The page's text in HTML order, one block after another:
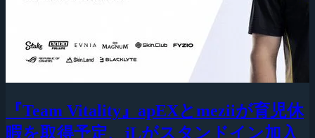
『Team Vitality』apEXとmeziiが育児休
暇を取得予定、jLがスタンドイン加入